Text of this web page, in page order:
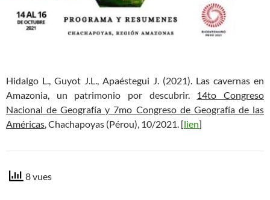
Hidalgo L., Guyot J.L., Apaéstegui J. (2021). Las cavernas en
Amazonia, un patrimonio por descubrir. 14to Congreso
Nacional de Geografía y 7mo Congreso de Geografía de las
Américas, Chachapoyas (Pérou), 10/2021. [lien]
8 vues